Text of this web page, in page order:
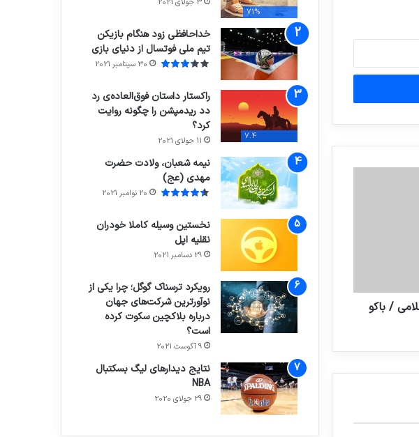
شد
علیه ایران
و حل مشکل
/ باکو
71%
3 جولای 2021
خداحافظی زود هنگام بازیکن
تیم ملی فوتسال از دنیای بازی
30 سپتامبر 2021
7.4
راکستار داستان فوق‌العاده‌ی رد
دد ریدمپشن را چگونه روایت
کرد؟
11 جولای 2021
نیمه شعبان، ولادت حضرت
مهدی (عج)
20 نوامبر 2021
نخستین وسیله کاملا خودران
نقلیه اپل
29 دسامبر 2021
رویکرد ترسناک گوگل؛ چرا یکی از
نوآورترین شرکت‌های جهان
درباره بلاکچین سکوت کرده
است؟
9 آگوست 2021
نتایج دیدار‌های لیگ بسکتبال
NBA
29 جولای 2020